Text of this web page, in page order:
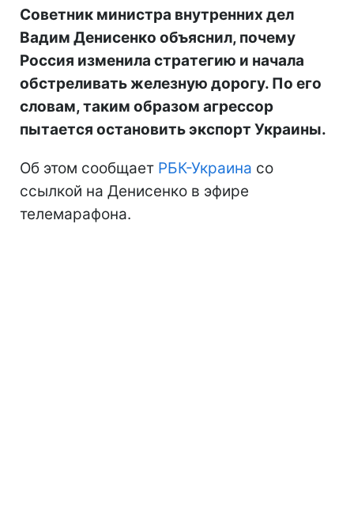
Советник министра внутренних дел
Вадим Денисенко объяснил, почему
Россия изменила стратегию и начала
обстреливать железную дорогу. По его
словам, таким образом агрессор
пытается остановить экспорт Украины.
Об этом сообщает РБК-Украина со
ссылкой на Денисенко в эфире
телемарафона.